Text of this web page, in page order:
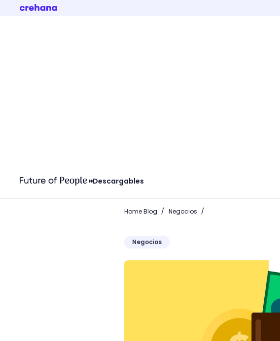
Descargables
Home Blog / Negocios /
Negocios
Descubre cómo invertir en un negocio y